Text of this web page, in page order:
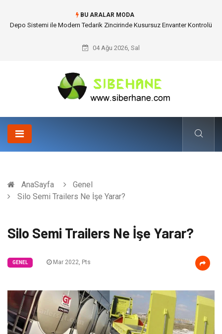
BU ARALAR MODA
Depo Sistemi ile Modern Tedarik Zincirinde Kusursuz Envanter Kontrolü
04 Ağu 2026, Sal
AnaSayfa
Genel
Silo Semi Trailers Ne İşe Yarar?
Silo Semi Trailers Ne İşe Yarar?
GENEL Mar 2022, Pts